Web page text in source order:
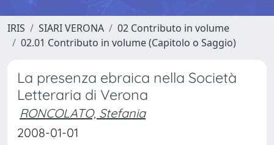
IRIS SIARI VERONA
02 Contributo in volume
02.01 Contributo in volume (Capitolo o Saggio)
La presenza ebraica nella Società
Letteraria di Verona
RONCOLATO, Stefania
2008-01-01